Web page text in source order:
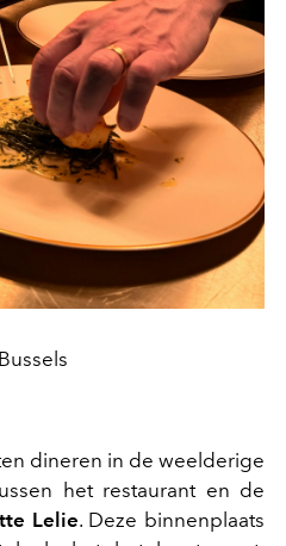
dineren in de weelderige
het restaurant en de
Lelie. Deze binnenplaats